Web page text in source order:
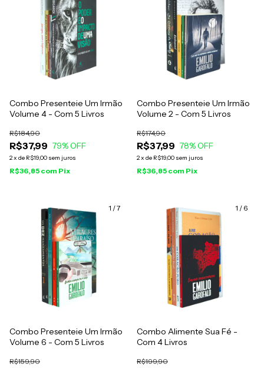
Combo Presenteie Um Irmão
Volume 4 - Com 5 Livros
R$37,99
R$184,90
79% OFF
2x de R$19,00 sem juros
R$36,85 com Pix
Combo Presenteie Um Irmão
Volume 2 - Com 5 Livros
R$37,99
R$174,90
78% OFF
2x de R$19,00 sem juros
R$36,85 com Pix
1 /7
Combo Presenteie Um Irmão
Volume 6 - Com 5 Livros
R$159,90
1 / 6
Combo Alimente Sua Fé -
Com 4 Livros
R$199,90